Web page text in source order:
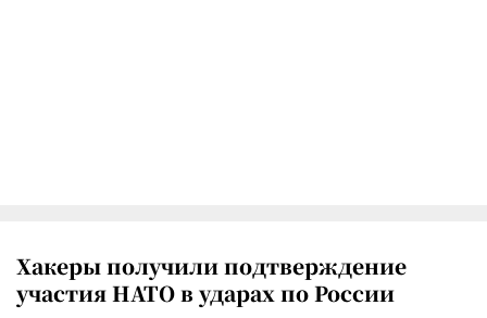
Хакеры получили подтверждение
участия НАТО в ударах по России